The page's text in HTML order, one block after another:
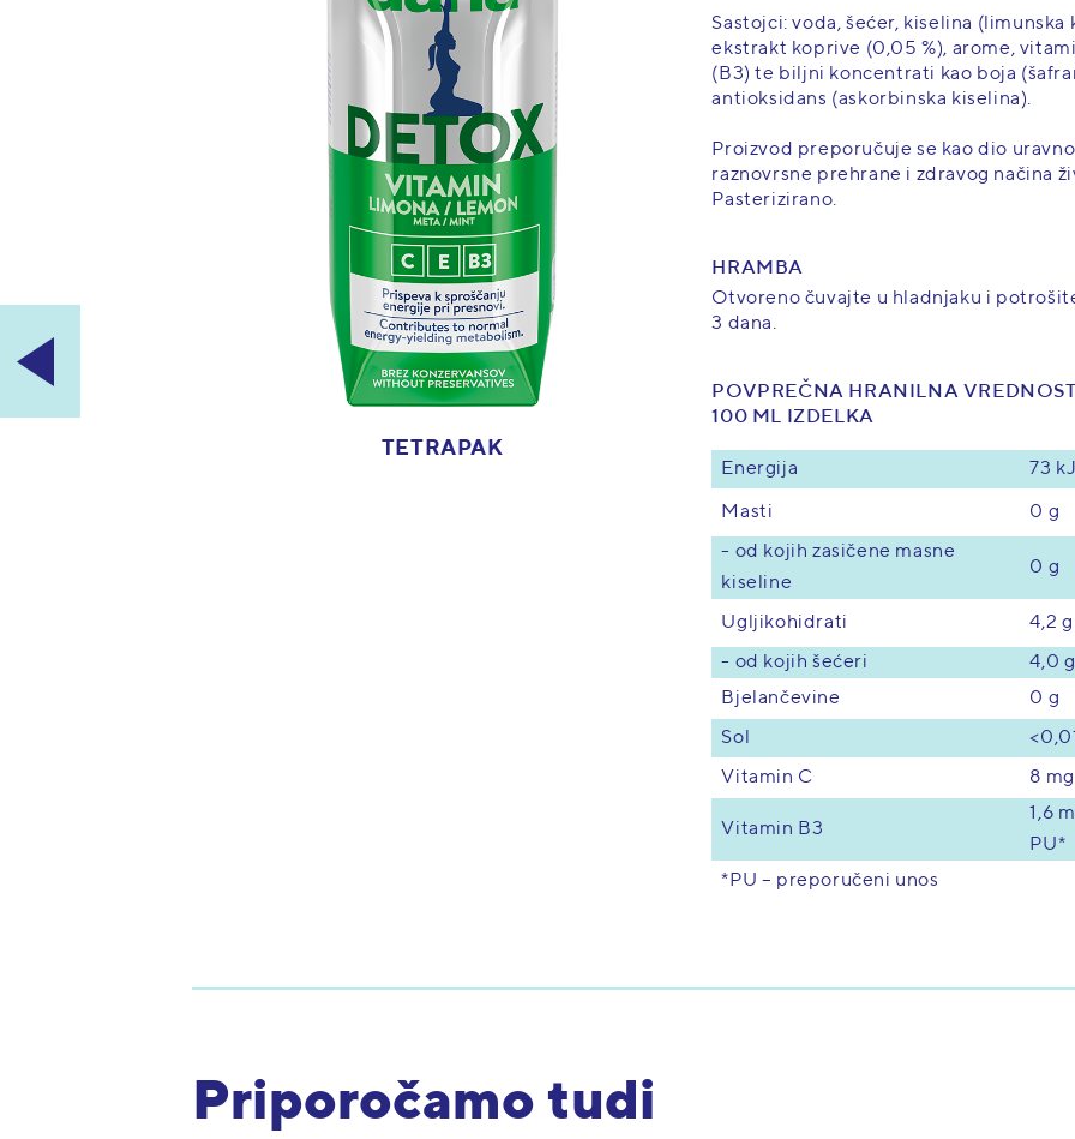
DANA VITAMIN - IMMUNO, NARANČA, BRESKVA, C, B7, ZN
TETRAPAK
Sastojci: voda, šećer, kiselina (limunska
ekstrakt koprive (0,05 %), arome,
(B3) te biljni koncentrati kao boja
antioksidans (askorbinska kiselina).
Proizvod preporučuje se kao dio
raznovrsne prehrane i zdravog načina
Pasterizirano.
HRAMBA
Otvoreno čuvajte u hladnjaku i
3 dana.
POVPREČNA HRANILNA
100 ML IZDELKA
Energija 73
Masti 0 g
- od kojih zasičene masne
kiseline
0 g
Ugljikohidrati 4,2 g
- od kojih šećeri
4,0 g
Bjelančevine
0 g
Sol
Vitamin C 8
Vitamin B3
1,6
PU*
*PU – preporučeni unos
Priporočamo tudi